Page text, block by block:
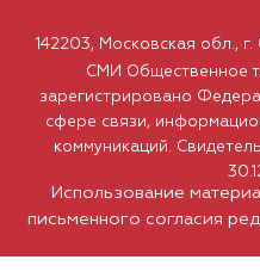
Использование
письменного согласия
142203, Московская обл.,
СМИ Общественное
зарегистрировано
сфере связи,
коммуникаций.